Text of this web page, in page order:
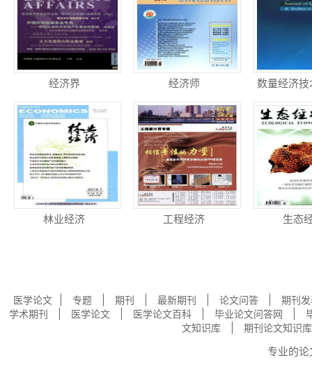
经济界 经济师
数量经济
林业经济 工程经济 生态
医学论文 专题 期刊 最新期刊 论文问答
期刊
学术期刊
医学论文 医学论文百科 毕业论文问答网
文知识库
期刊论文知识库
专业的论